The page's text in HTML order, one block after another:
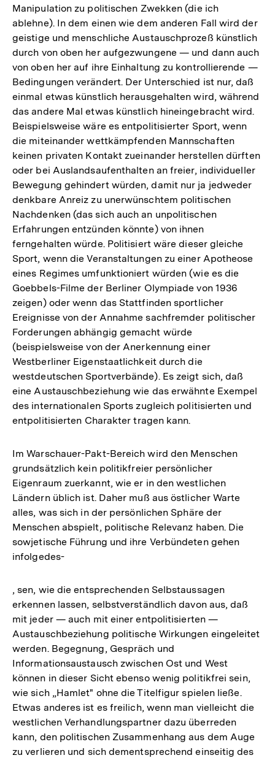
Manipulation zu politischen Zwekken (die ich
ablehne). In dem einen wie dem anderen Fall wird der
geistige und menschliche Austauschprozeß künstlich
durch von oben her aufgezwungene — und dann auch
von oben her auf ihre Einhaltung zu kontrollierende —
Bedingungen verändert. Der Unterschied ist nur, daß
einmal etwas künstlich herausgehalten wird, während
das andere Mal etwas künstlich hineingebracht wird.
Beispielsweise wäre es entpolitisierter Sport, wenn
die miteinander wettkämpfenden Mannschaften
keinen privaten Kontakt zueinander herstellen dürften
oder bei Auslandsaufenthalten an freier, individueller
Bewegung gehindert würden, damit nur ja jedweder
denkbare Anreiz zu unerwünschtem politischen
Nachdenken (das sich auch an unpolitischen
Erfahrungen entzünden könnte) von ihnen
ferngehalten würde. Politisiert wäre dieser gleiche
Sport, wenn die Veranstaltungen zu einer Apotheose
eines Regimes umfunktioniert würden (wie es die
Goebbels-Filme der Berliner Olympiade von 1936
zeigen) oder wenn das Stattfinden sportlicher
Ereignisse von der Annahme sachfremder politischer
Forderungen abhängig gemacht würde
(beispielsweise von der Anerkennung einer
Westberliner Eigenstaatlichkeit durch die
westdeutschen Sportverbände). Es zeigt sich, daß
eine Austauschbeziehung wie das erwähnte Exempel
des internationalen Sports zugleich politisierten und
entpolitisierten Charakter tragen kann.
Im Warschauer-Pakt-Bereich wird den Menschen
grundsätzlich kein politikfreier persönlicher
Eigenraum zuerkannt, wie er in den westlichen
Ländern üblich ist. Daher muß aus östlicher Warte
alles, was sich in der persönlichen Sphäre der
Menschen abspielt, politische Relevanz haben. Die
sowjetische Führung und ihre Verbündeten gehen
infolgedes-
, sen, wie die entsprechenden Selbstaussagen
erkennen lassen, selbstverständlich davon aus, daß
mit jeder — auch mit einer entpolitisierten —
Austauschbeziehung politische Wirkungen eingeleitet
werden. Begegnung, Gespräch und
Informationsaustausch zwischen Ost und West
können in dieser Sicht ebenso wenig politikfrei sein,
wie sich „Hamlet" ohne die Titelfigur spielen ließe.
Etwas anderes ist es freilich, wenn man vielleicht die
westlichen Verhandlungspartner dazu überreden
kann, den politischen Zusammenhang aus dem Auge
zu verlieren und sich dementsprechend einseitig des